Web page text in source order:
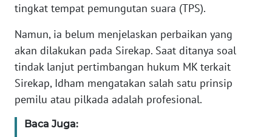
tingkat tempat pemungutan suara (TPS).
Namun, ia belum menjelaskan perbaikan yang
akan dilakukan pada Sirekap. Saat ditanya soal
tindak lanjut pertimbangan hukum MK terkait
Sirekap, Idham mengatakan salah satu prinsip
pemilu atau pilkada adalah profesional.
Baca Juga:
SUMUT
WN
JAKARTA
JABAR